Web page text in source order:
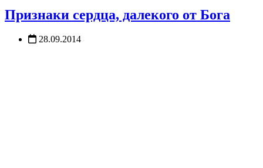
Признаки сердца, далекого от Бога
28.09.2014